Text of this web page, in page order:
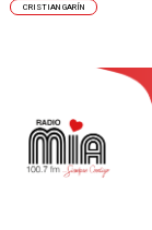
CRISTIAN GARÍN